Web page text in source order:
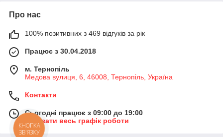
Про нас
100% позитивних з 469 відгуків за рік
Працює з 30.04.2018
м. Тернопіль
Медова вулиця, 6, 46008, Тернопіль, Україна
Контакти
Сьогодні працює з 09:00 до 19:00
Показати весь графік роботи
КНОПКА
ЗВ'ЯЗКУ